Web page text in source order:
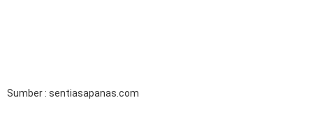
Sumber : sentiasapanas.com